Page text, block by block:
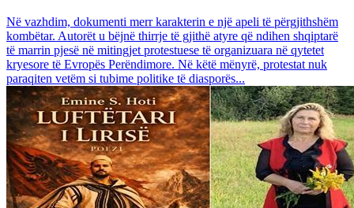
Në vazhdim, dokumenti merr karakterin e një apeli të përgjithshëm
kombëtar. Autorët u bëjnë thirrje të gjithë atyre që ndihen shqiptarë
të marrin pjesë në mitingjet protestuese të organizuara në qytetet
kryesore të Evropës Perëndimore. Në këtë mënyrë, protestat nuk
paraqiten vetëm si tubime politike të diasporës...